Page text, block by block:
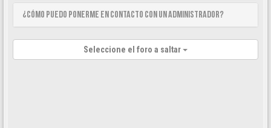
¿Cómo puedo ponerme en contacto con un Administrador?
Seleccione el foro a saltar